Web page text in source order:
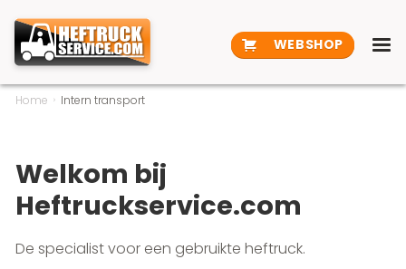
WEBSHOP
Home Intern transport
Welkom bij
Heftruckservice.com
De specialist voor een gebruikte heftruck.